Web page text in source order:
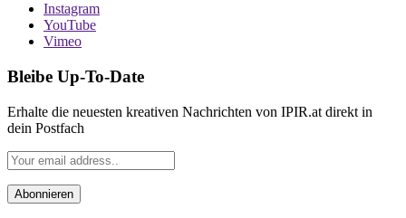
Instagram
YouTube
Vimeo
Bleibe Up-To-Date
Erhalte die neuesten kreativen Nachrichten von IPIR.at direkt in
dein Postfach